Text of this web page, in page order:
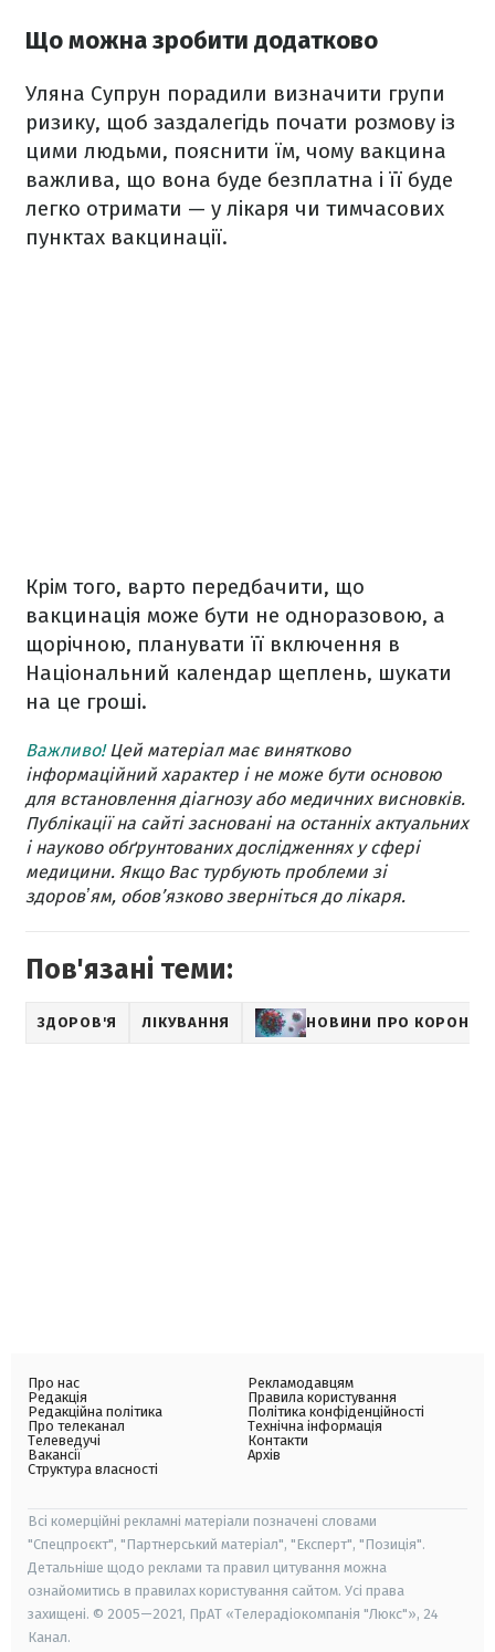
Що можна зробити додатково
Уляна Супрун порадили визначити групи
ризику, щоб заздалегідь почати розмову із
цими людьми, пояснити їм, чому вакцина
важлива, що вона буде безплатна і її буде
легко отримати — у лікаря чи тимчасових
пунктах вакцинації.
Крім того, варто передбачити, що
вакцинація може бути не одноразовою, а
щорічною, планувати її включення в
Національний календар щеплень, шукати
на це гроші.
Важливо!Цей матеріал має винятково
інформаційний характер і не може бути основою
для встановлення діагнозу або медичних висновків.
Публікації на сайті засновані на останніх актуальних
і науково обґрунтованих дослідженнях у сфері
медицини. Якщо Вас турбують проблеми зі
здоровʼям, обов’язково зверніться до лікаря.
Пов'язані теми:
ЗДОРОВ'Я ЛІКУВАННЯ НОВИНИ ПРО
Про нас
Редакція
Редакційна політика
Про телеканал
Телеведучі
Вакансії
Структура власності
Рекламодавцям
Правила користування
Політика конфіденційності
Технічна інформація
Контакти
Архів
Всі комерційні рекламні матеріали позначені словами
"Спецпроєкт", "Партнерський матеріал", "Експерт", "Позиція".
Детальніше щодо реклами та правил цитування можна
ознайомитись в правилах користування сайтом. Усі права
захищені. © 2005—2021, ПрАТ «Телерадіокомпанія "Люкс"», 24
Канал.